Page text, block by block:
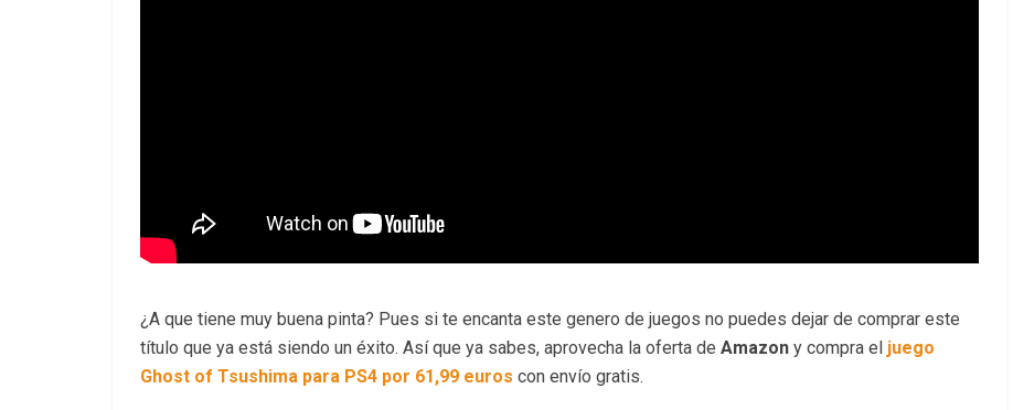
¿A que tiene muy buena pinta? Pues si te encanta este genero de juegos no puedes dejar de comprar este
título que ya está siendo un éxito. Así que ya sabes, aprovecha la oferta de Amazon y compra el juego
Ghost of Tsushima para PS4 por 61,99 euros con envío gratis.